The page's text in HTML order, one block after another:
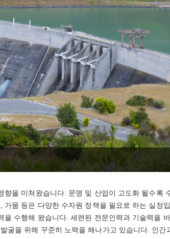
관리본부
을 미쳐왔습니다. 문명 및 산업이 고도화 될수록
뭄 등은 다양한 수자원 정책을 필요로 하는 실정
수행해 왔습니다. 세련된 전문인력과 기술력을
굴을 위해 꾸준히 노력을 해나가고 있습니다. 인간